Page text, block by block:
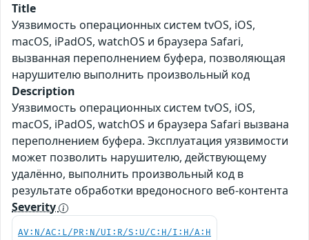
Title
Уязвимость операционных систем tvOS, iOS,
macOS, iPadOS, watchOS и браузера Safari,
вызванная переполнением буфера, позволяющая
нарушителю выполнить произвольный код
Description
Уязвимость операционных систем tvOS, iOS,
macOS, iPadOS, watchOS и браузера Safari вызвана
переполнением буфера. Эксплуатация уязвимости
может позволить нарушителю, действующему
удалённо, выполнить произвольный код в
результате обработки вредоносного веб-контента
Severity
AV:N/AC:L/PR:N/UI:R/S:U/C:H/I:H/A:H